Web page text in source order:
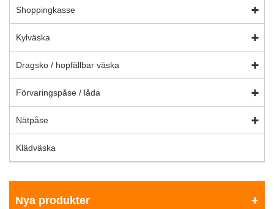
Shoppingkasse
Kylväska
Dragsko / hopfällbar väska
Förvaringspåse / låda
Nätpåse
Klädväska
Nya produkter